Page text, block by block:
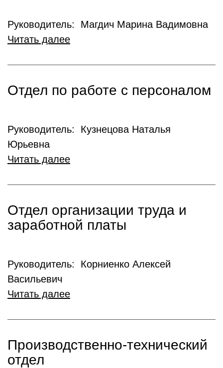
Руководитель: Магдич Марина Вадимовна
Читать далее
Отдел по работе с персоналом
Руководитель: Кузнецова Наталья
Юрьевна
Читать далее
Отдел организации труда и
заработной платы
Руководитель: Корниенко Алексей
Васильевич
Читать далее
Производственно-технический
отдел